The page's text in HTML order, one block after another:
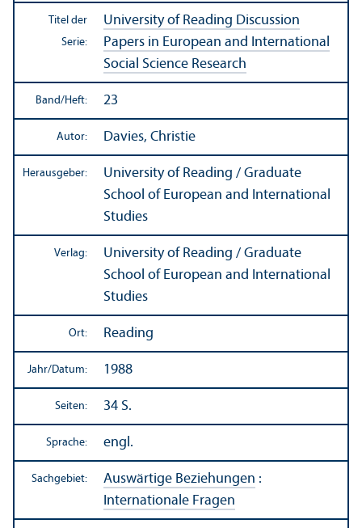
Titel der
Serie:
University of Reading Discussion
Papers in European and International
Social Science Research
Band/Heft: 23
Autor: Davies, Christie
Herausgeber:
University of Reading / Graduate
School of European and International
Studies
Verlag:
University of Reading / Graduate
School of European and International
Studies
Ort: Reading
Jahr/Datum: 1988
Seiten: 34 S.
Sprache: engl.
Sachgebiet: Auswärtige Beziehungen :
Internationale Fragen